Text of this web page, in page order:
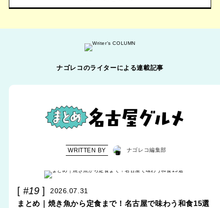
ナゴレコのライターによる連載記事
WRITTEN BY ナゴレコ編集部
#19 2026.07.31
まとめ｜焼き魚から定食まで！名古屋で味わう和食15選